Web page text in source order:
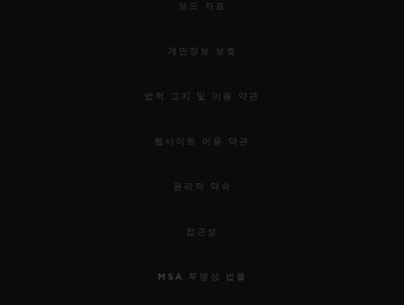
보도 자료
개인정보 보호
법적 고지 및 이용 약관
웹사이트 이용 약관
윤리적 약속
접근성
MSA 투명성 법률